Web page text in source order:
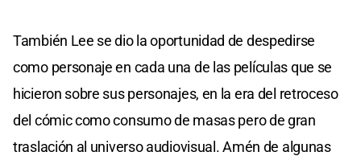
También Lee se dio la oportunidad de despedirse
como personaje en cada una de las películas que se
hicieron sobre sus personajes, en la era del retroceso
del cómic como consumo de masas pero de gran
traslación al universo audiovisual. Amén de algunas